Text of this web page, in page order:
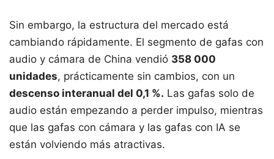
Sin embargo, la estructura del mercado está
cambiando rápidamente. El segmento de gafas con
audio y cámara de China vendió 358 000
unidades, prácticamente sin cambios, con un
descenso interanual del 0,1 %. Las gafas solo de
audio están empezando a perder impulso, mientras
que las gafas con cámara y las gafas con IA se
están volviendo más atractivas.